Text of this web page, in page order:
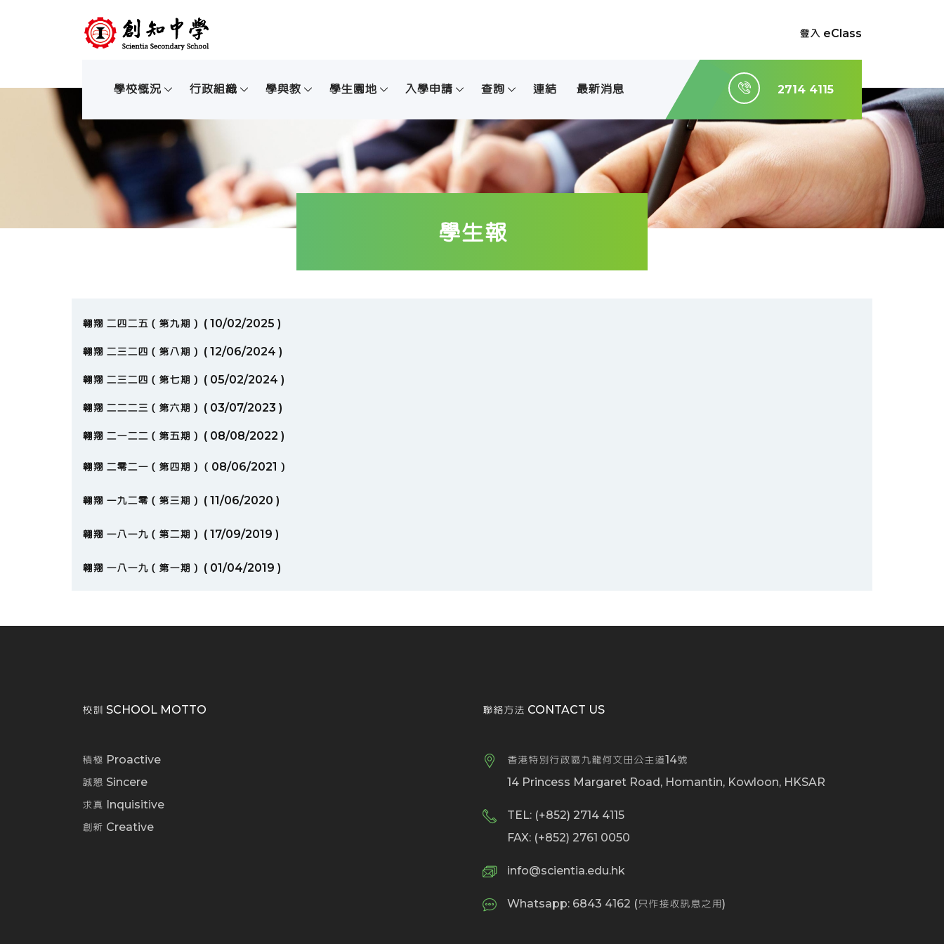
登入 eClass
學校概況 行政組織 學與教 學生園地 入學申請 查詢 連結 最新消息 2714 4115
學生報
翱翔 二四二五（第九期） ( 10/02/2025 )
翱翔 二三二四（第八期） ( 12/06/2024 )
翱翔 二三二四（第七期） ( 05/02/2024 )
翱翔 二二二三（第六期） ( 03/07/2023 )
翱翔 二一二二（第五期） ( 08/08/2022 )
翱翔 二零二一（第四期）（08/06/2021）
翱翔 一九二零（第三期） ( 11/06/2020 )
翱翔 一八一九（第二期） ( 17/09/2019 )
翱翔 一八一九（第一期） ( 01/04/2019 )
校訓 SCHOOL MOTTO
積極 Proactive
誠懇 Sincere
求真 Inquisitive
創新 Creative
聯絡方法 CONTACT US
香港特別行政區九龍何文田公主道14號
14 Princess Margaret Road, Homantin, Kowloon, HKSAR
TEL: (+852) 2714 4115
FAX: (+852) 2761 0050
info@scientia.edu.hk
Whatsapp: 6843 4162 (只作接收訊息之用)